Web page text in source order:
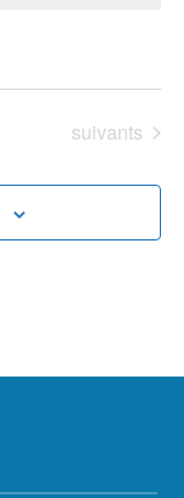
Évènements
suivants